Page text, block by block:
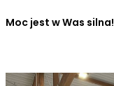
Moc jest w Was silna!